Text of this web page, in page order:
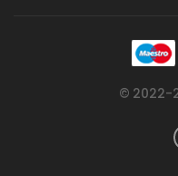
© 2022-